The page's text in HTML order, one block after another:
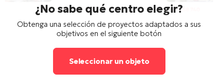
¿No sabe qué centro elegir?
Obtenga una selección de proyectos adaptados a sus
objetivos en el siguiente botón
Seleccionar un objeto